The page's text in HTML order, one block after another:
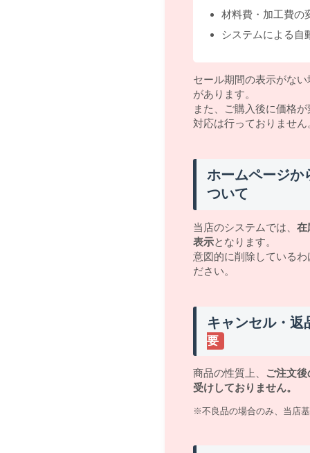
材料費・加工費の
システムによる自
セール期間の表示がな
があります。
また、ご購入後に価格
対応は行っておりません
ホームページか
ついて
当店のシステムでは、 在
表示となります。
意図的に削除している
ださい。
キャンセル・返
要
商品の性質上、 ご注文
受けしておりません。
※不良品の場合のみ、当店